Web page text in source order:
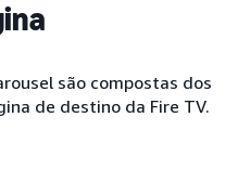
são compostas dos
de destino da Fire TV.